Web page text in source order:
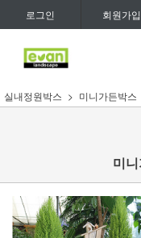
로그인 회원가입
실내정원박스 미니가든박스
미